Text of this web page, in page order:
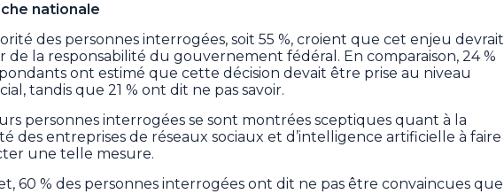
nationale
des personnes interrogées, soit 55 %, croient que cet enjeu devrait
de la responsabilité du gouvernement fédéral. En comparaison, 24 %
ont estimé que cette décision devait être prise au niveau
tandis que 21 % ont dit ne pas savoir.
personnes interrogées se sont montrées sceptiques quant à la
des entreprises de réseaux sociaux et d’intelligence artificielle à faire
une telle mesure.
60 % des personnes interrogées ont dit ne pas être convaincues que